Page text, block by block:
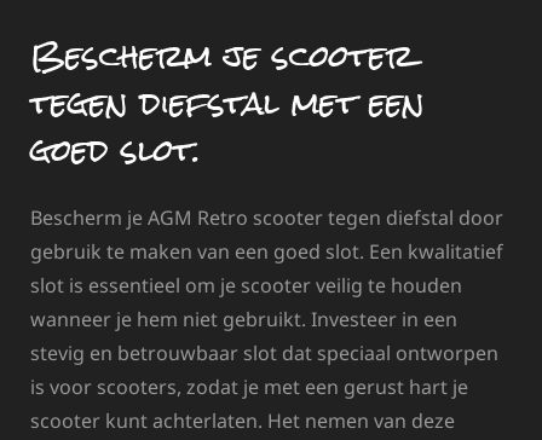
Bescherm je scooter
tegen diefstal met een
goed slot.
Bescherm je AGM Retro scooter tegen diefstal door
gebruik te maken van een goed slot. Een kwalitatief
slot is essentieel om je scooter veilig te houden
wanneer je hem niet gebruikt. Investeer in een
stevig en betrouwbaar slot dat speciaal ontworpen
is voor scooters, zodat je met een gerust hart je
scooter kunt achterlaten. Het nemen van deze